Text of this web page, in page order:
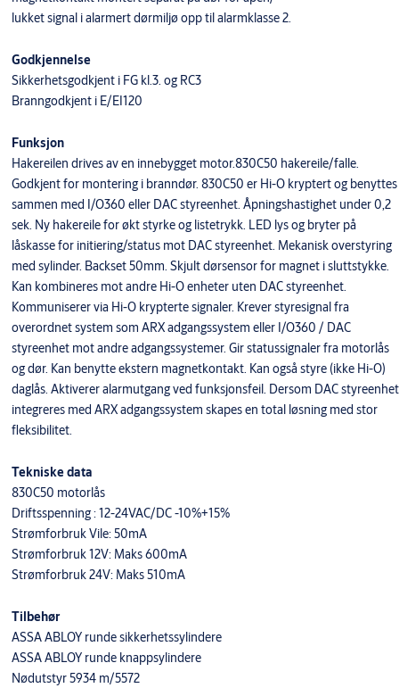
lukket signal i alarmert dørmiljø opp til alarmklasse 2.
Godkjennelse
Sikkerhetsgodkjent i FG kl.3. og RC3
Branngodkjent i E/EI120
Funksjon
Hakereilen drives av en innebygget motor.830C50 hakereile/falle.
Godkjent for montering i branndør. 830C50 er Hi-O kryptert og benyttes
sammen med I/O360 eller DAC styreenhet. Åpningshastighet under 0,2
sek. Ny hakereile for økt styrke og listetrykk. LED lys og bryter på
låskasse for initiering/status mot DAC styreenhet. Mekanisk overstyring
med sylinder. Backset 50mm. Skjult dørsensor for magnet i sluttstykke.
Kan kombineres mot andre Hi-O enheter uten DAC styreenhet.
Kommuniserer via Hi-O krypterte signaler. Krever styresignal fra
overordnet system som ARX adgangssystem eller I/O360 / DAC
styreenhet mot andre adgangssystemer. Gir statussignaler fra motorlås
og dør. Kan benytte ekstern magnetkontakt. Kan også styre (ikke Hi-O)
daglås. Aktiverer alarmutgang ved funksjonsfeil. Dersom DAC styreenhet
integreres med ARX adgangssystem skapes en total løsning med stor
fleksibilitet.
Tekniske data
830C50 motorlås
Driftsspenning : 12-24VAC/DC -10%+15%
Strømforbruk Vile: 50mA
Strømforbruk 12V: Maks 600mA
Strømforbruk 24V: Maks 510mA
Tilbehør
ASSA ABLOY runde sikkerhetssylindere
ASSA ABLOY runde knappsylindere
Nødutstyr 5934 m/5572